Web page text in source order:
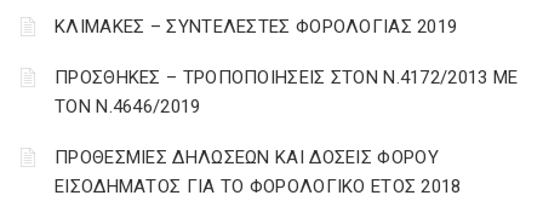
ΚΛΙΜΑΚΕΣ – ΣΥΝΤΕΛΕΣΤΕΣ ΦΟΡΟΛΟΓΙΑΣ 2019
ΠΡΟΣΘΗΚΕΣ – ΤΡΟΠΟΠΟΙΗΣΕΙΣ ΣΤΟΝ Ν.4172/2013 ΜΕ
ΤΟΝ Ν.4646/2019
ΠΡΟΘΕΣΜΙΕΣ ΔΗΛΩΣΕΩΝ ΚΑΙ ΔΟΣΕΙΣ ΦΟΡΟΥ
ΕΙΣΟΔΗΜΑΤΟΣ ΓΙΑ ΤΟ ΦΟΡΟΛΟΓΙΚΟ ΕΤΟΣ 2018